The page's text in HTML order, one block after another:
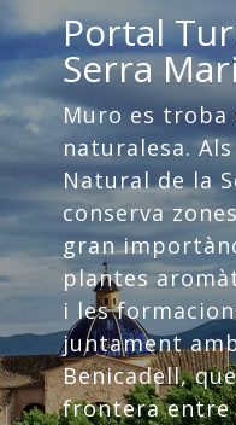
Portal
Serra
Muro es troba
naturalesa.
Natural de la
conserva
gran
plantes
i les
juntament
Benicadell,
frontera entre